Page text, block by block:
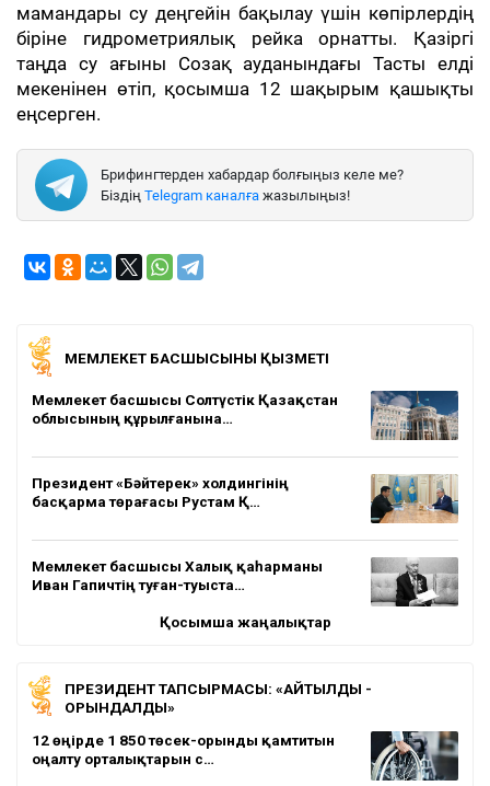
мамандары су деңгейін бақылау үшін көпірлердің
біріне гидрометриялық рейка орнатты. Қазіргі
таңда су ағыны Созақ ауданындағы Тасты елді
мекенінен өтіп, қосымша 12 шақырым қашықты
еңсерген.
Брифингтерден хабардар болғыңыз келе ме?
Біздің Telegram каналға жазылыңыз!
МЕМЛЕКЕТ БАСШЫСЫНЫҢ ҚЫЗМЕТІ
Мемлекет басшысы Солтүстік Қазақстан
облысының құрылғанына…
Президент «Бәйтерек» холдингінің
басқарма төрағасы Рустам Қ…
Мемлекет басшысы Халық қаһарманы
Иван Гапичтің туған-туыста…
Қосымша жаңалықтар
ПРЕЗИДЕНТ ТАПСЫРМАСЫ: «АЙТЫЛДЫ -
ОРЫНДАЛДЫ»
12 өңірде 1 850 төсек-орынды қамтитын
оңалту орталықтарын с…